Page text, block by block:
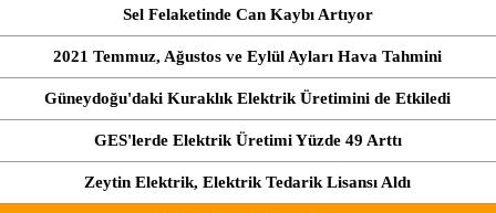
Sel Felaketinde Can Kaybı Artıyor
2021 Temmuz, Ağustos ve Eylül Ayları Hava Tahmini
Güneydoğu'daki Kuraklık Elektrik Üretimini de Etkiledi
GES'lerde Elektrik Üretimi Yüzde 49 Arttı
Zeytin Elektrik, Elektrik Tedarik Lisansı Aldı